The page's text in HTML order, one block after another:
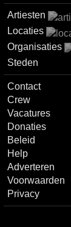
Artiesten
Locaties
Organisaties
Steden
Contact
Crew
Vacatures
Donaties
Beleid
Help
Adverteren
Voorwaarden
Privacy